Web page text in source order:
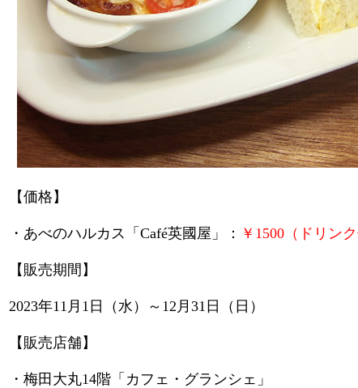
【価格】
・あべのハルカス「Café英國屋」： ￥1500（ドリンク
【販売期間】
2023年11月1日（水）～12月31日（日）
【販売店舗】
・梅田大丸14階「カフェ・グランシェ」